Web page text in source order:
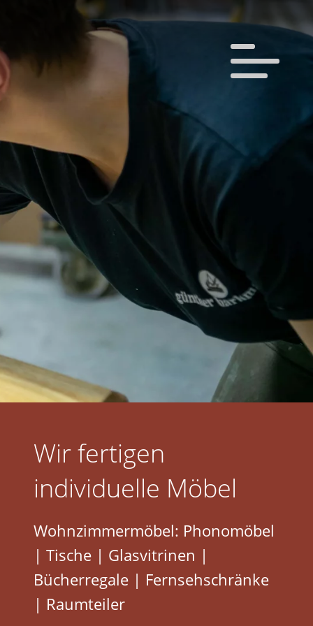
Wir fertigen
individuelle Möbel
Wohnzimmermöbel: Phonomöbel
| Tische | Glasvitrinen |
Bücherregale | Fernsehschränke
| Raumteiler